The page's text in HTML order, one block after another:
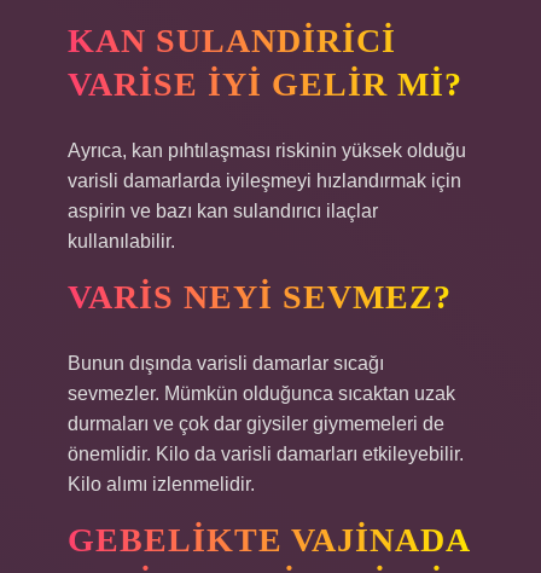
KAN SULANDIRICI
VARISE IYI GELIR MI?
Ayrıca, kan pıhtılaşması riskinin yüksek olduğu
varisli damarlarda iyileşmeyi hızlandırmak için
aspirin ve bazı kan sulandırıcı ilaçlar
kullanılabilir.
VARIS NEYI SEVMEZ?
Bunun dışında varisli damarlar sıcağı
sevmezler. Mümkün olduğunca sıcaktan uzak
durmaları ve çok dar giysiler giymemeleri de
önemlidir. Kilo da varisli damarları etkileyebilir.
Kilo alımı izlenmelidir.
GEBELIKTE VAJINADA